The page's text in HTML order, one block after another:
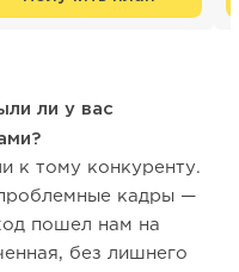
ли у вас
к тому конкуренту.
кадры —
пошел нам на
без лишнего